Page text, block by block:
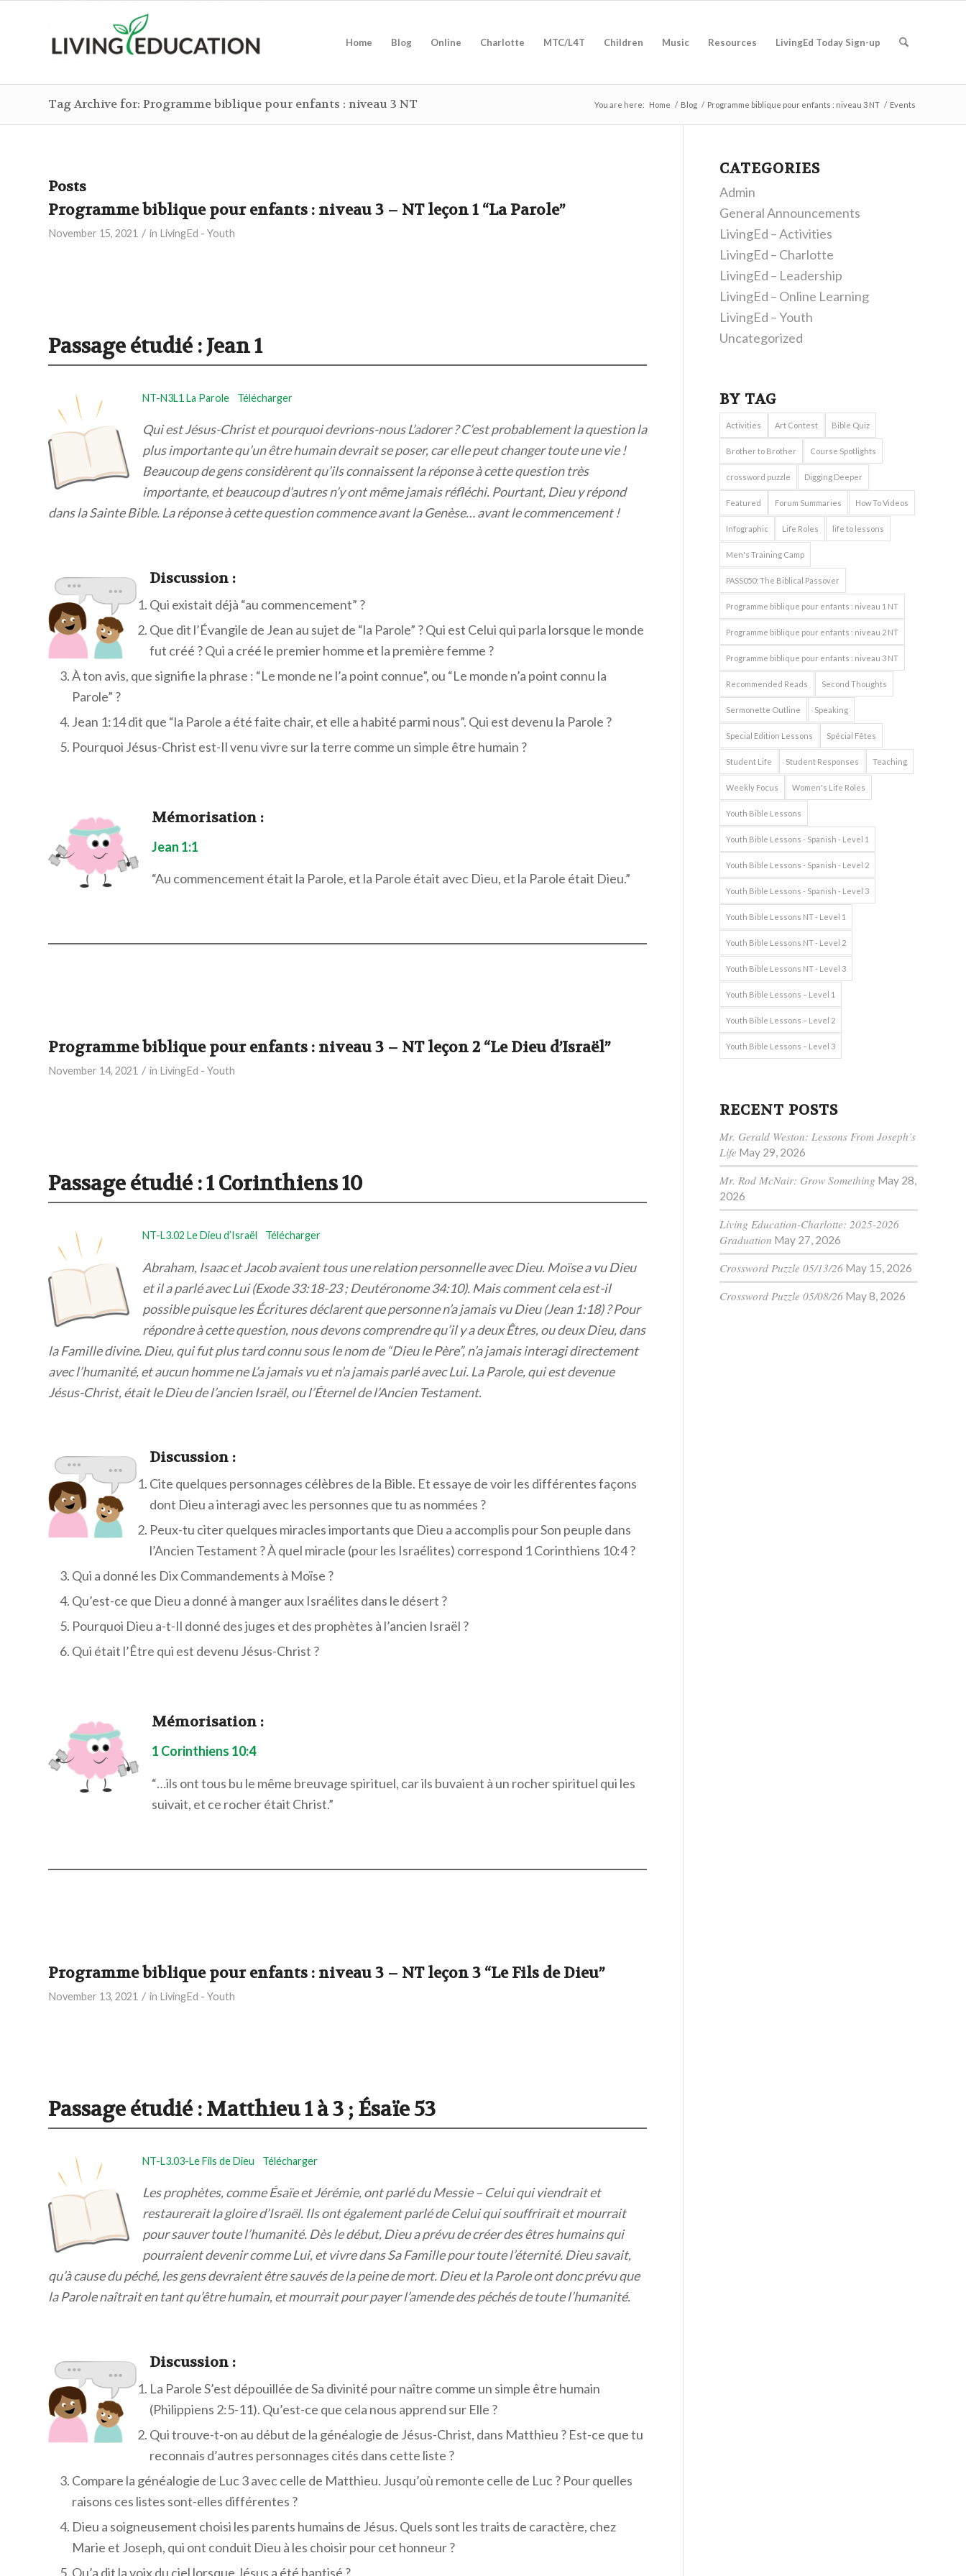
Home Blog Online Charlotte MTC/L4T Children Music Resources LivingEd Today Sign-up
Tag Archive for: Programme biblique pour enfants : niveau 3 NT You are here: Home / Blog / Programme biblique pour enfants : niveau 3 NT / Events
Posts
Programme biblique pour enfants : niveau 3 – NT leçon 1 “La Parole”
November 15, 2021 / in LivingEd - Youth
Passage étudié :Jean 1
NT-N3L1 La Parole Télécharger
Qui est Jésus-Christ et pourquoi devrions-nous L’adorer ? C’est probablement la question la
plus importante qu’un être humain devrait se poser, car elle peut changer toute une vie !
Beaucoup de gens considèrent qu’ils connaissent la réponse à cette question très
importante, et beaucoup d’autres n’y ont même jamais réfléchi. Pourtant, Dieu y répond
dans la Sainte Bible. La réponse à cette question commence avant la Genèse… avant le commencement !
Discussion :
Qui existait déjà “au commencement” ?
Que dit l’Évangile de Jean au sujet de “la Parole” ? Qui est Celui qui parla lorsque le monde
fut créé ? Qui a créé le premier homme et la première femme ?
À ton avis, que signifie la phrase : “Le monde ne l’a point connue”, ou “Le monde n’a point connu la
Parole” ?
Jean 1:14 dit que “la Parole a été faite chair, et elle a habité parmi nous”. Qui est devenu la Parole ?
Pourquoi Jésus-Christ est-Il venu vivre sur la terre comme un simple être humain ?
Mémorisation :
Jean 1:1
“Au commencement était la Parole, et la Parole était avec Dieu, et la Parole était Dieu.”
Programme biblique pour enfants : niveau 3 – NT leçon 2 “Le Dieu d’Israël”
November 14, 2021 / in LivingEd - Youth
Passage étudié :1 Corinthiens 10
NT-L3.02 Le Dieu d’Israël Télécharger
Abraham, Isaac et Jacob avaient tous une relation personnelle avec Dieu. Moïse a vu Dieu
et il a parlé avec Lui (Exode 33:18-23 ; Deutéronome 34:10). Mais comment cela est-il
possible puisque les Écritures déclarent que personne n’a jamais vu Dieu (Jean 1:18) ? Pour
répondre à cette question, nous devons comprendre qu’il y a deux Êtres, ou deux Dieu, dans
la Famille divine. Dieu, qui fut plus tard connu sous le nom de “Dieu le Père”, n’a jamais interagi directement
avec l’humanité, et aucun homme ne L’a jamais vu et n’a jamais parlé avec Lui. La Parole, qui est devenue
Jésus-Christ, était le Dieu de l’ancien Israël, ou l’Éternel de l’Ancien Testament.
Discussion :
Cite quelques personnages célèbres de la Bible. Et essaye de voir les différentes façons
dont Dieu a interagi avec les personnes que tu as nommées ?
Peux-tu citer quelques miracles importants que Dieu a accomplis pour Son peuple dans
l’Ancien Testament ? À quel miracle (pour les Israélites) correspond 1 Corinthiens 10:4 ?
Qui a donné les Dix Commandements à Moïse ?
Qu’est-ce que Dieu a donné à manger aux Israélites dans le désert ?
Pourquoi Dieu a-t-Il donné des juges et des prophètes à l’ancien Israël ?
Qui était l’Être qui est devenu Jésus-Christ ?
Mémorisation :
1 Corinthiens 10:4
“…ils ont tous bu le même breuvage spirituel, car ils buvaient à un rocher spirituel qui les
suivait, et ce rocher était Christ.”
Programme biblique pour enfants : niveau 3 – NT leçon 3 “Le Fils de Dieu”
November 13, 2021 / in LivingEd - Youth
Passage étudié :Matthieu 1 à 3 ; Ésaïe 53
NT-L3.03-Le Fils de Dieu Télécharger
Les prophètes, comme Ésaïe et Jérémie, ont parlé du Messie – Celui qui viendrait et
restaurerait la gloire d’Israël. Ils ont également parlé de Celui qui souffrirait et mourrait
pour sauver toute l’humanité. Dès le début, Dieu a prévu de créer des êtres humains qui
pourraient devenir comme Lui, et vivre dans Sa Famille pour toute l’éternité. Dieu savait,
qu’à cause du péché, les gens devraient être sauvés de la peine de mort. Dieu et la Parole ont donc prévu que
la Parole naîtrait en tant qu’être humain, et mourrait pour payer l’amende des péchés de toute l’humanité.
Discussion :
La Parole S’est dépouillée de Sa divinité pour naître comme un simple être humain
(Philippiens 2:5-11). Qu’est-ce que cela nous apprend sur Elle ?
Qui trouve-t-on au début de la généalogie de Jésus-Christ, dans Matthieu ? Est-ce que tu
reconnais d’autres personnages cités dans cette liste ?
Compare la généalogie de Luc 3 avec celle de Matthieu. Jusqu’où remonte celle de Luc ? Pour quelles
raisons ces listes sont-elles différentes ?
Dieu a soigneusement choisi les parents humains de Jésus. Quels sont les traits de caractère, chez
Marie et Joseph, qui ont conduit Dieu à les choisir pour cet honneur ?
Qu’a dit la voix du ciel lorsque Jésus a été baptisé ?
CATEGORIES
Admin
General Announcements
LivingEd – Activities
LivingEd – Charlotte
LivingEd – Leadership
LivingEd – Online Learning
LivingEd – Youth
Uncategorized
BY TAG
Activities Art Contest Bible Quiz
Brother to Brother Course Spotlights
crossword puzzle Digging Deeper
Featured Forum Summaries How To Videos
Infographic Life Roles life to lessons
Men's Training Camp
PASS050: The Biblical Passover
Programme biblique pour enfants : niveau 1 NT
Programme biblique pour enfants : niveau 2 NT
Programme biblique pour enfants : niveau 3 NT
Recommended Reads Second Thoughts
Sermonette Outline Speaking
Special Edition Lessons Spécial Fêtes
Student Life Student Responses Teaching
Weekly Focus Women's Life Roles
Youth Bible Lessons
Youth Bible Lessons - Spanish - Level 1
Youth Bible Lessons - Spanish - Level 2
Youth Bible Lessons - Spanish - Level 3
Youth Bible Lessons NT - Level 1
Youth Bible Lessons NT - Level 2
Youth Bible Lessons NT - Level 3
Youth Bible Lessons – Level 1
Youth Bible Lessons – Level 2
Youth Bible Lessons – Level 3
RECENT POSTS
Mr. Gerald Weston: Lessons From Joseph’s
Life May 29, 2026
Mr. Rod McNair: Grow Something May 28,
2026
Living Education-Charlotte: 2025-2026
Graduation May 27, 2026
Crossword Puzzle 05/13/26 May 15, 2026
Crossword Puzzle 05/08/26 May 8, 2026